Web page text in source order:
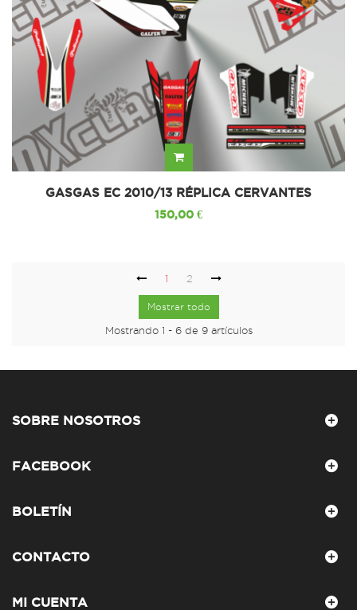
GASGAS EC 2010/13 RÉPLICA CERVANTES
150,00 €
1 2
Mostrar todo
Mostrando 1 - 6 de 9 artículos
SOBRE NOSOTROS
FACEBOOK
BOLETÍN
CONTACTO
MI CUENTA